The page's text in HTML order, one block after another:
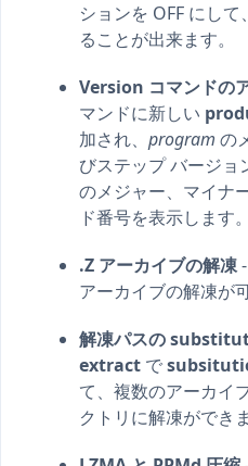
ションを OFF にし
ることが出来ます。
Version コマンドの
マンドに新しい
加され、 program の
びステップ バージョ
のメジャー、マイナ
ド番号を表示します。
.Z アーカイブの解凍-
アーカイブの解凍が
解凍パスの
extract で
て、複数のアーカイ
クトリに解凍ができま